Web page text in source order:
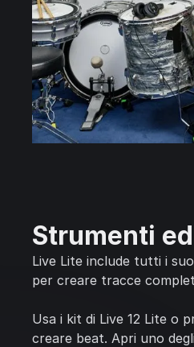
Strumenti
Live Lite include tutti i
per creare tracce
Usa i kit di Live 12 Lite o
creare beat. Apri uno